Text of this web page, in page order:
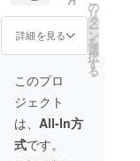
送料を
含む合
計金額
です。
→42,00
0円
(税・送
料込）
【内
容】
VOCA
MAX ×
2台 付
属ケー
ス×2個
詳細を見る
の
リ
タ
ー
ン
を
選
択
す
る
このプロ
ジェクト
は、 All-In方
式です。